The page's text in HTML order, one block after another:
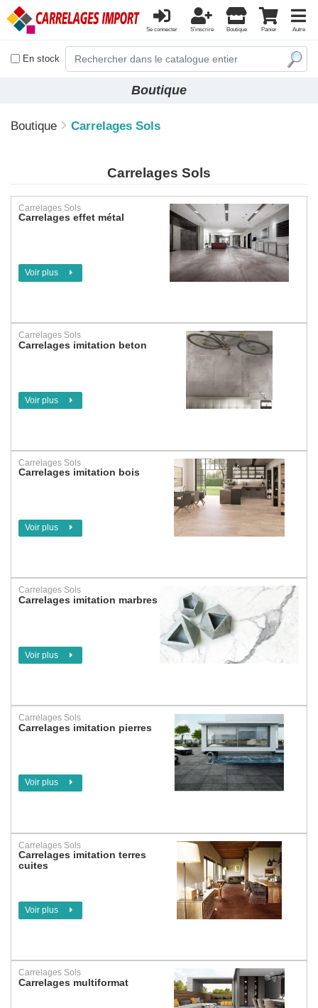
Se connecter S'inscrire Boutique Panier Autre
En stock
Boutique
Boutique Carrelages Sols
Carrelages Sols
Carrelages Sols
Carrelages effet métal
Voir plus
Carrelages Sols
Carrelages imitation beton
Voir plus
Carrelages Sols
Carrelages imitation bois
Voir plus
Carrelages Sols
Carrelages imitation marbres
Voir plus
Carrelages Sols
Carrelages imitation pierres
Voir plus
Carrelages Sols
Carrelages imitation terres
cuites
Voir plus
Carrelages Sols
Carrelages multiformat